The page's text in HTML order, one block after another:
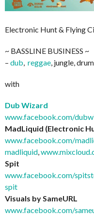
Electronic Hunt & Flying
~ BASSLINE BUSINESS ~
– dub, reggae, jungle,
with
Dub Wizard
www.facebook.com/
MadLiquid (Electronic
www.facebook.com/
madliquid,
Spit
www.facebook.com/
spit
Visuals by SameURL
www.facebook.com/